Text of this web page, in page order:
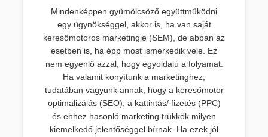
Mindenképpen gyümölcsöző együttműködni
egy ügynökséggel, akkor is, ha van saját
keresőmotoros marketingje (SEM), de abban az
esetben is, ha épp most ismerkedik vele. Ez
nem egyenlő azzal, hogy egyoldalú a folyamat.
Ha valamit konyítunk a marketinghez,
tudatában vagyunk annak, hogy a keresőmotor
optimalizálás (SEO), a kattintás/ fizetés (PPC)
és ehhez hasonló marketing trükkök milyen
kiemelkedő jelentőséggel bírnak. Ha ezek jól